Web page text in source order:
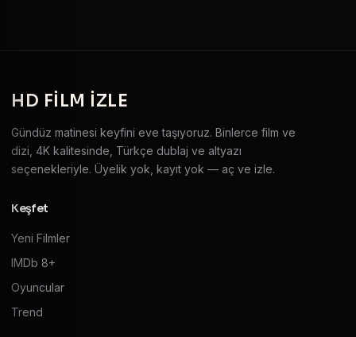
HD FILM IZLE
Gündüz matinesi keyfini eve taşıyoruz. Binlerce film ve
dizi, 4K kalitesinde, Türkçe dublaj ve altyazı
seçenekleriyle. Üyelik yok, kayıt yok — aç ve izle.
Keşfet
Yeni Filmler
IMDb 8+
Oyuncular
Trend